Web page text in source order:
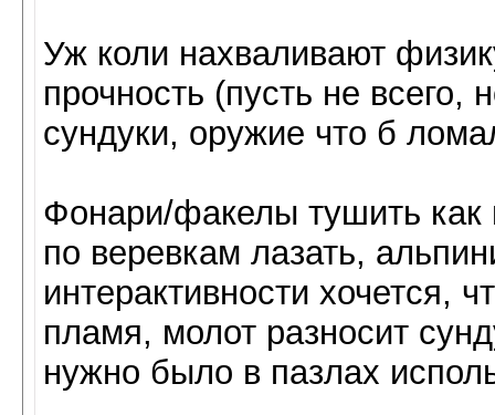
Уж коли нахваливают
прочность (пусть не всего,
сундуки, оружие что б
Фонари/факелы тушить как
по веревкам лазать,
интерактивности хочется,
пламя, молот разносит
нужно было в пазлах